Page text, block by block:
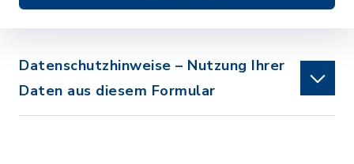
Datenschutzhinweise – Nutzung Ihrer
Daten aus diesem Formular